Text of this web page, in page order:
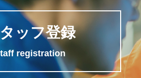
ッフ登録
registration